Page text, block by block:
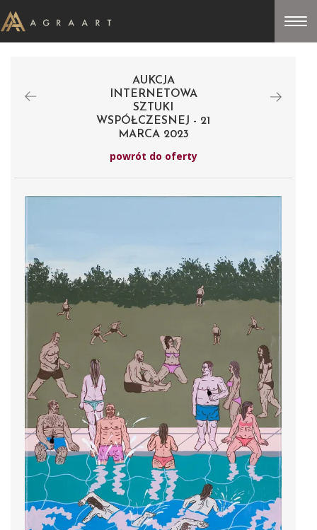
AUKCJA
INTERNETOWA
SZTUKI
WSPÓŁCZESNEJ - 21
MARCA 2023
powrót do oferty